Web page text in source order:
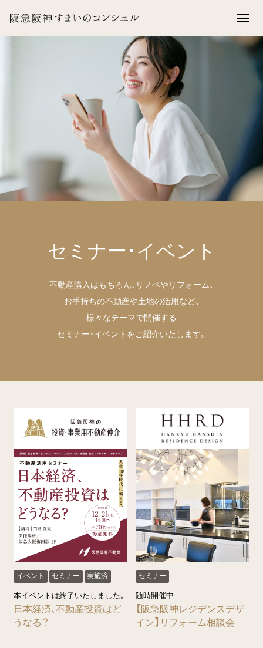
セミナー・イベント
不動産購入はもちろん、リノベやリフォーム、
お手持ちの不動産や土地の活用など、
様々なテーマで開催する
セミナー・イベントをご紹介いたします。
イベント セミナー 実施済
本イベントは終了いたしました。
日本経済、不動産投資はど
うなる？
セミナー
随時開催中
【阪急阪神レジデンスデザ
イン】リフォーム相談会